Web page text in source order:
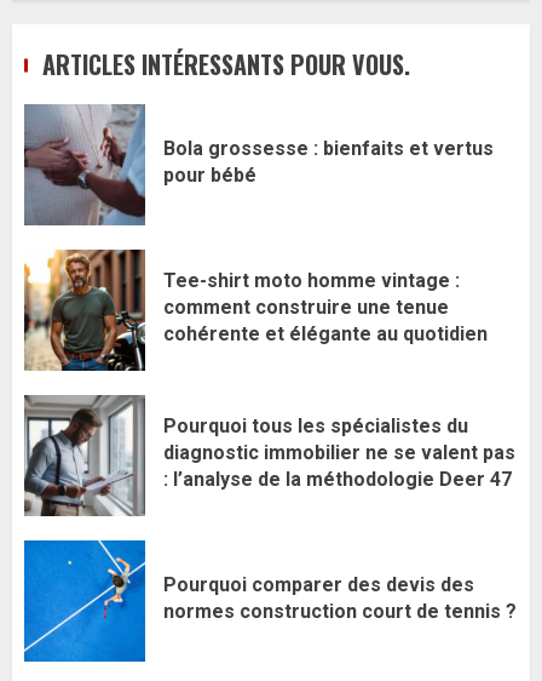
ARTICLES INTÉRESSANTS POUR VOUS.
Bola grossesse : bienfaits et vertus
pour bébé
Tee-shirt moto homme vintage :
comment construire une tenue
cohérente et élégante au quotidien
Pourquoi tous les spécialistes du
diagnostic immobilier ne se valent pas
: l’analyse de la méthodologie Deer 47
Pourquoi comparer des devis des
normes construction court de tennis ?